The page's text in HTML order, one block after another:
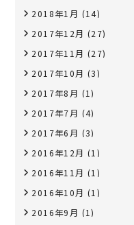
2018年1月 (14)
2017年12月 (27)
2017年11月 (27)
2017年10月 (3)
2017年8月 (1)
2017年7月 (4)
2017年6月 (3)
2016年12月 (1)
2016年11月 (1)
2016年10月 (1)
2016年9月 (1)